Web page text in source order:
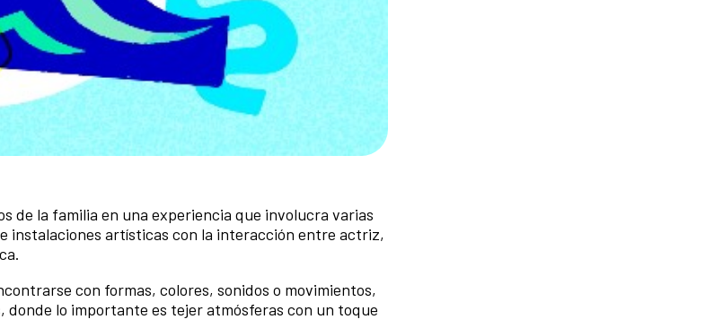
de la familia en una experiencia que involucra varias
instalaciones artísticas con la interacción entre actriz,
con formas, colores, sonidos o movimientos,
lo importante es tejer atmósferas con un toque